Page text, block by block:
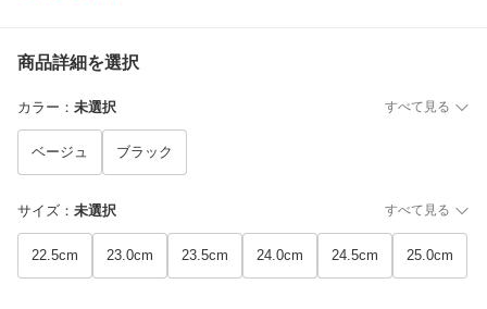
商品詳細を選択
カラー ： 未選択 すべて見る
ベージュ ブラック
サイズ ： 未選択 すべて見る
22.5cm 23.0cm 23.5cm 24.0cm 24.5cm 25.0cm